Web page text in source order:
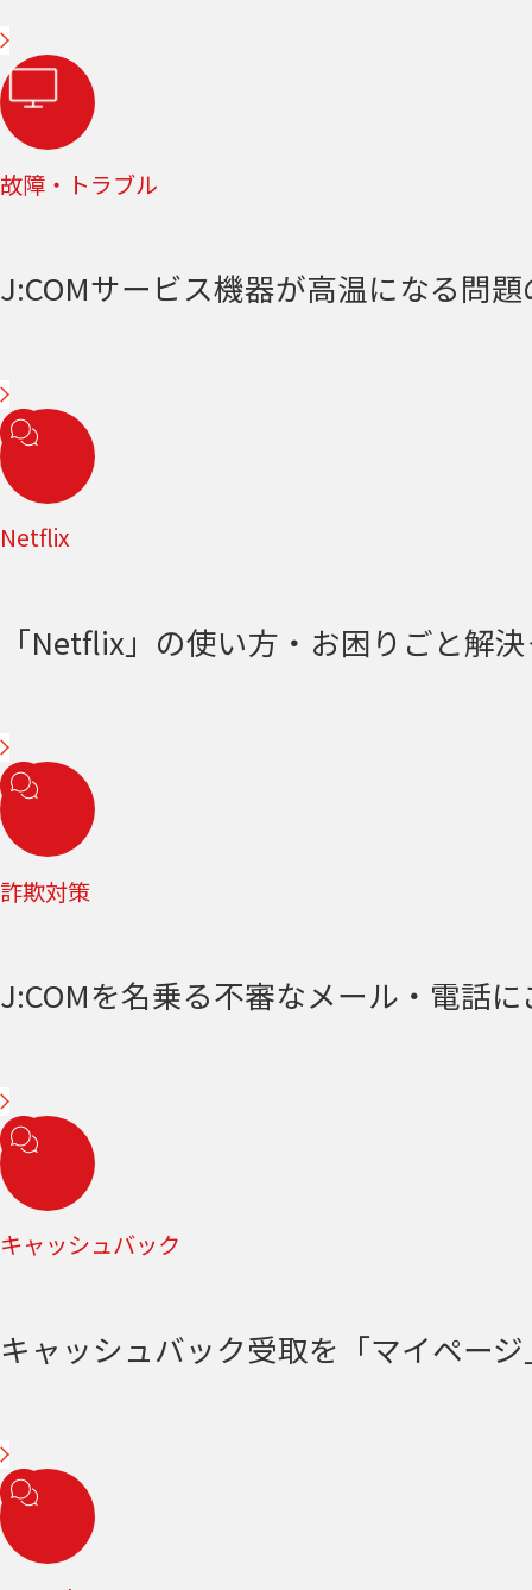
故障・トラブル
J:COMサービス機器が高温になる問
Netflix
「Netflix」の使い方・お困りごと解
詐欺対策
J:COMを名乗る不審なメール・電話
キャッシュバック
キャッシュバック受取を「マイペー